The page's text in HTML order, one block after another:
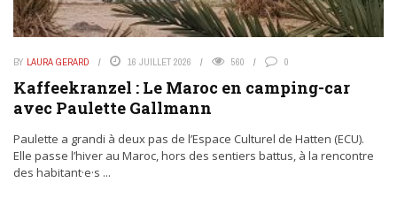
BY LAURA GERARD 16 JUILLET 2026 560 0
Kaffeekranzel : Le Maroc en camping-car
avec Paulette Gallmann
Paulette a grandi à deux pas de l’Espace Culturel de Hatten (ECU).
Elle passe l’hiver au Maroc, hors des sentiers battus, à la rencontre
des habitant·e·s ...